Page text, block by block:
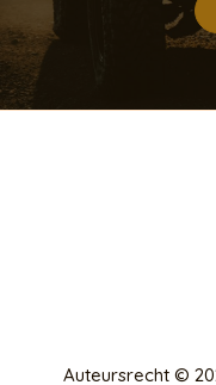
Auteursrecht ©